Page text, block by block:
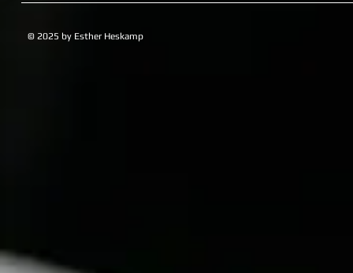
© 2025 by Esther Heskamp